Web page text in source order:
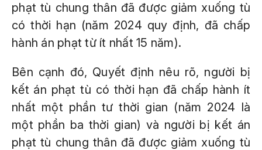
phạt tù chung thân đã được giảm xuống tù
có thời hạn (năm 2024 quy định, đã chấp
hành án phạt từ ít nhất 15 năm).
Bên cạnh đó, Quyết định nêu rõ, người bị
kết án phạt tù có thời hạn đã chấp hành ít
nhất một phần tư thời gian (năm 2024 là
một phần ba thời gian) và người bị kết án
phạt tù chung thân đã được giảm xuống tù